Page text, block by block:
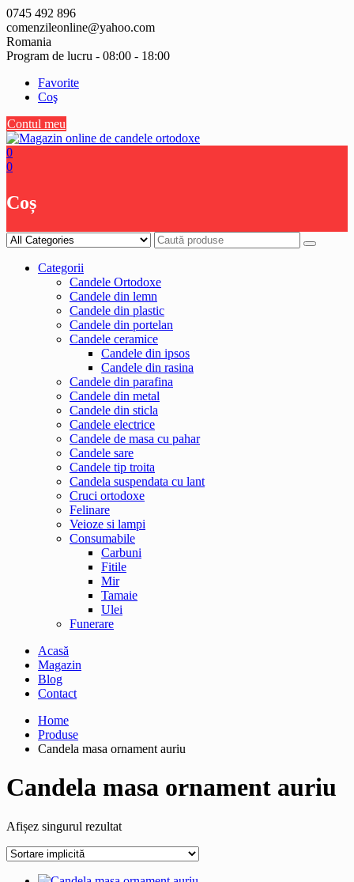
Skip
to
content
0745 492 896
comenzileonline@yahoo.com
Romania
Program de lucru - 08:00 - 18:00
Favorite
Coş
Contul meu
0
0
Coș
Categorii
Candele Ortodoxe
Candele din lemn
Candele din plastic
Candele din portelan
Candele ceramice
Candele din ipsos
Candele din rasina
Candele din parafina
Candele din metal
Candele din sticla
Candele electrice
Candele de masa cu pahar
Candele sare
Candele tip troita
Candela suspendata cu lant
Cruci ortodoxe
Felinare
Veioze si lampi
Consumabile
Carbuni
Fitile
Mir
Tamaie
Ulei
Funerare
Acasă
Magazin
Blog
Contact
Home
Produse
Candela masa ornament auriu
Candela masa ornament auriu
Afișez singurul rezultat